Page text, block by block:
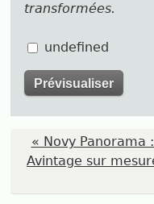
transformées.
undefined
« Novy Panorama
Avintage sur